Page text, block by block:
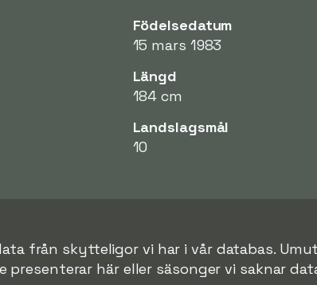
Födelsedatum
15 mars 1983
Längd
184 cm
Landslagsmål
10
från skytteligor vi har i vår databas.
presenterar här eller säsonger vi saknar